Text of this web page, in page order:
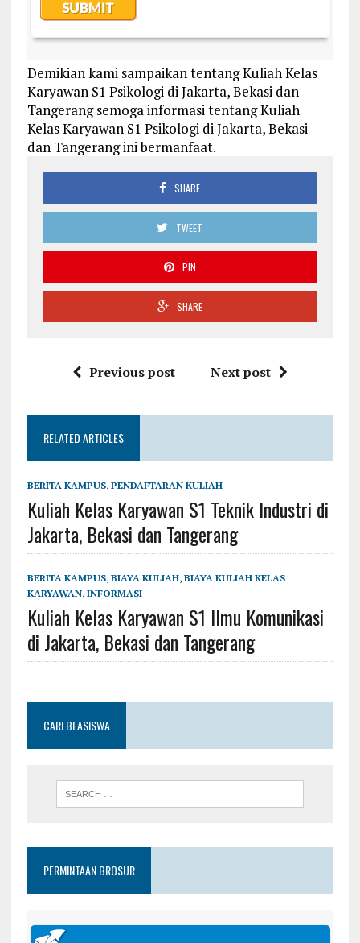
Demikian kami sampaikan tentang Kuliah Kelas
Karyawan S1 Psikologi di Jakarta, Bekasi dan
Tangerang semoga informasi tentang Kuliah
Kelas Karyawan S1 Psikologi di Jakarta, Bekasi
dan Tangerang ini bermanfaat.
SHARE
TWEET
PIN
SHARE
Previous post Next post
RELATED ARTICLES
BERITA KAMPUS, PENDAFTARAN KULIAH
Kuliah Kelas Karyawan S1 Teknik Industri di
Jakarta, Bekasi dan Tangerang
BERITA KAMPUS, BIAYA KULIAH, BIAYA KULIAH KELAS
KARYAWAN, INFORMASI
Kuliah Kelas Karyawan S1 Ilmu Komunikasi
di Jakarta, Bekasi dan Tangerang
CARI BEASISWA
PERMINTAAN BROSUR